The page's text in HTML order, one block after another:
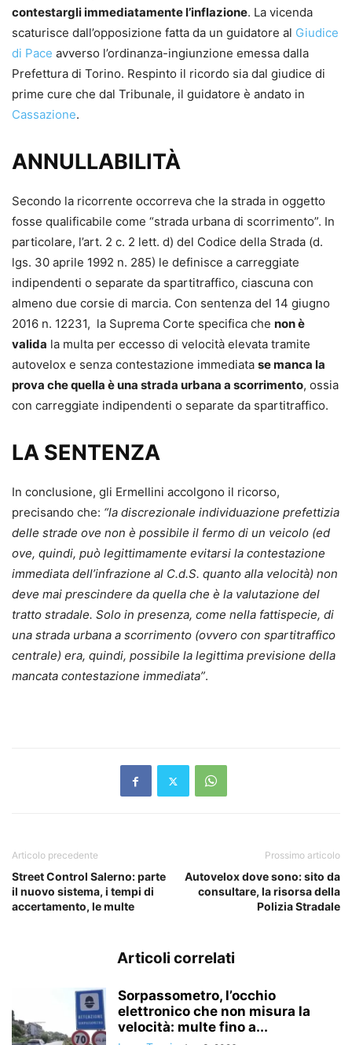
contestargli immediatamente l’inflazione. La vicenda
scaturisce dall’opposizione fatta da un guidatore al Giudice
di Pace avverso l’ordinanza-ingiunzione emessa dalla
Prefettura di Torino. Respinto il ricordo sia dal giudice di
prime cure che dal Tribunale, il guidatore è andato in
Cassazione.
ANNULLABILITÀ
Secondo la ricorrente occorreva che la strada in oggetto
fosse qualificabile come “strada urbana di scorrimento”. In
particolare, l’art. 2 c. 2 lett. d) del Codice della Strada (d.
lgs. 30 aprile 1992 n. 285) le definisce a carreggiate
indipendenti o separate da spartitraffico, ciascuna con
almeno due corsie di marcia. Con sentenza del 14 giugno
2016 n. 12231, la Suprema Corte specifica che non è
valida la multa per eccesso di velocità elevata tramite
autovelox e senza contestazione immediata se manca la
prova che quella è una strada urbana a scorrimento, ossia
con carreggiate indipendenti o separate da spartitraffico.
LA SENTENZA
In conclusione, gli Ermellini accolgono il ricorso,
precisando che: “la discrezionale individuazione prefettizia
delle strade ove non è possibile il fermo di un veicolo (ed
ove, quindi, può legittimamente evitarsi la contestazione
immediata dell’infrazione al C.d.S. quanto alla velocità) non
deve mai prescindere da quella che è la valutazione del
tratto stradale. Solo in presenza, come nella fattispecie, di
una strada urbana a scorrimento (ovvero con spartitraffico
centrale) era, quindi, possibile la legittima previsione della
mancata contestazione immediata”.
Articolo precedente
Street Control Salerno: parte
il nuovo sistema, i tempi di
accertamento, le multe
Prossimo articolo
Autovelox dove sono: sito da
consultare, la risorsa della
Polizia Stradale
Articoli correlati
Sorpassometro, l’occhio
elettronico che non misura la
velocità: multe fino a...